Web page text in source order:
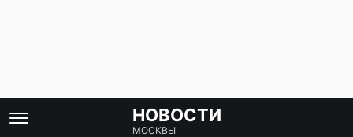
НОВОСТИ
МОСКВЫ